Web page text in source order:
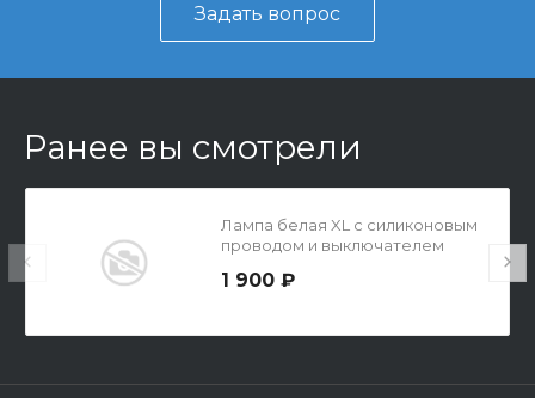
Задать вопрос
Ранее вы смотрели
Лампа белая XL с силиконовым
проводом и выключателем
1 900 ₽